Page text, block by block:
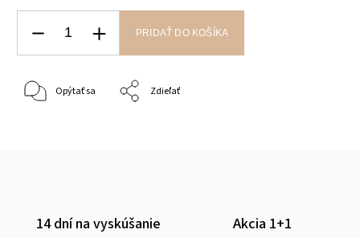
PRIDAŤ DO KOŠÍKA
Opýtať sa Zdieľať
14 dní na vyskúšanie Akcia 1+1